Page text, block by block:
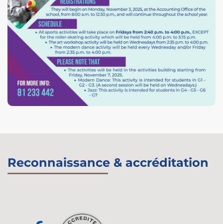
Reconnaissance & accréditation